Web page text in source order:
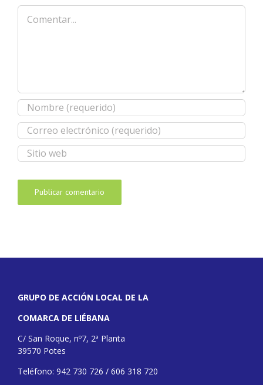
Comentar
GRUPO DE ACCIÓN LOCAL DE LA
COMARCA DE LIÉBANA
C/ San Roque, nº7, 2ª Planta
39570 Potes
Teléfono: 942 730 726 / 606 318 720